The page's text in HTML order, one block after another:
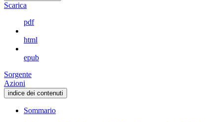
Scarica
pdf
html
epub
Sorgente
Azioni
indice dei contenuti
Sommario